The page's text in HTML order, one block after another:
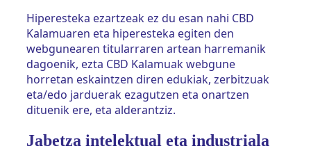
Hiperesteka ezartzeak ez du esan nahi CBD
Kalamuaren eta hiperesteka egiten den
webgunearen titularraren artean harremanik
dagoenik, ezta CBD Kalamuak webgune
horretan eskaintzen diren edukiak, zerbitzuak
eta/edo jarduerak ezagutzen eta onartzen
dituenik ere, eta alderantziz.
Jabetza intelektual eta industriala